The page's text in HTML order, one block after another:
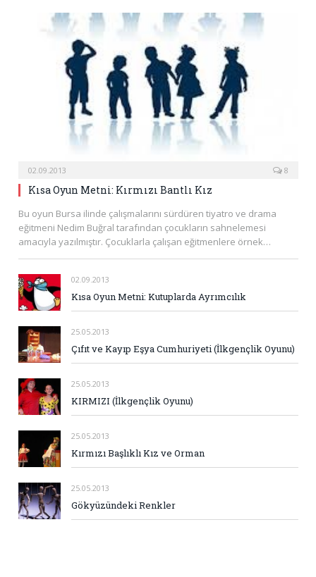
02.09.2013 8
Kısa Oyun Metni: Kırmızı Bantlı Kız
Bu oyun Bursa ilinde çalışmalarını sürdüren tiyatro ve drama
eğitmeni Nedim Buğral tarafından çocukların sahnelemesi
amacıyla yazılmıştır. Çocuklarla çalışan eğitmenlere örnek…
02.09.2013
Kısa Oyun Metni: Kutuplarda Ayrımcılık
25.05.2013
Çıfıt ve Kayıp Eşya Cumhuriyeti (İlkgençlik Oyunu)
25.05.2013
KIRMIZI (İlkgençlik Oyunu)
25.05.2013
Kırmızı Başlıklı Kız ve Orman
25.05.2013
Gökyüzündeki Renkler